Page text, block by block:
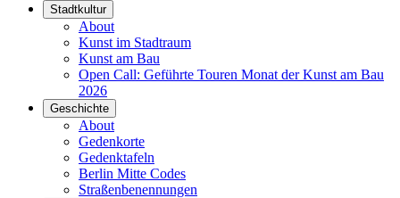
Stadtkultur
About
Kunst im Stadtraum
Kunst am Bau
Open Call: Geführte Touren Monat der Kunst am Bau
2026
Geschichte
About
Gedenkorte
Gedenktafeln
Berlin Mitte Codes
Straßenbenennungen